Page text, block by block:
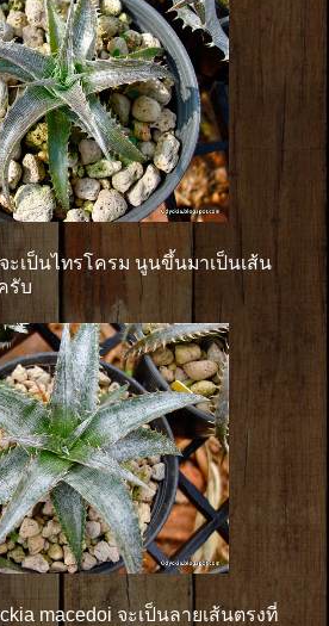
เป็นไทรโครม นูนขึ้นมาเป็นเส้น
รับ
macedoi จะเป็นลายเส้นตรงที่